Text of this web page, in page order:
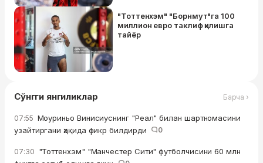
"Тоттенхэм" "Борнмут"га 100
миллион евро таклиф қилишга
тайёр
Сўнгги янгиликлар Барча ›
07:55 Моуриньо Винисиуснинг "Реал" билан шартномасини
узайтиргани ҳақида фикр билдирди
0
07:30 "Тоттенхэм" "Манчестер Сити" футболчисини 60 млн